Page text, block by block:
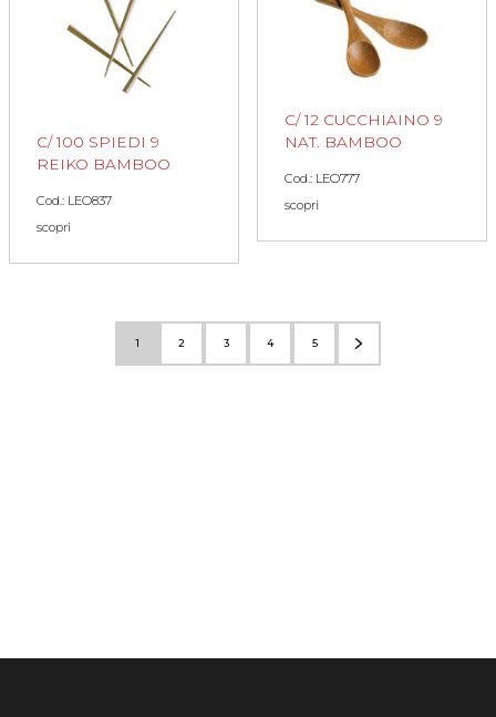
C/ 100 SPIEDI 9
REIKO BAMBOO
Cod.: LEO837
scopri
C/ 12 CUCCHIAINO 9
NAT. BAMBOO
Cod.: LEO777
scopri
1 2 3 4 5